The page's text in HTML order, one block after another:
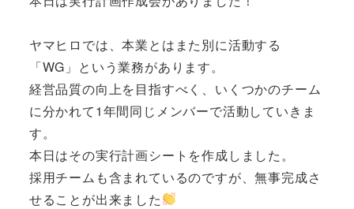
ヤマヒロでは、本業とはまた別に活動する
「WG」という業務があります。
経営品質の向上を目指すべく、いくつかのチーム
に分かれて1年間同じメンバーで活動していきま
す。
本日はその実行計画シートを作成しました。
採用チームも含まれているのですが、無事完成さ
せることが出来ました